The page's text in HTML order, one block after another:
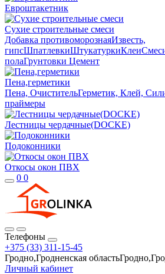
Евроштакетник
Сухие строительные смеси
Добавка противоморознаяИзвесть,
гипсШпатлевкиШтукатуркиКлеи
полаГрунтовки Цемент
Пена,герметики
Пена, ОчистительГерметик, Клей,
праймеры
Лестницы чердачные(DOCKE)
Подоконники
Откосы окон ПВХ
0 0
Телефоны
+375 (33) 311-15-45
Гродно,Гродненская
Личный кабинет